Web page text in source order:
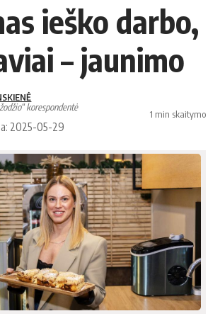
ieško darbo,
– jaunimo
korespondentė
2025-05-29
1 min skaitymo